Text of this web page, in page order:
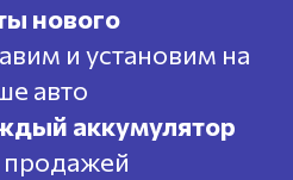
нового
и установим на
авто
аккумулятор
продажей